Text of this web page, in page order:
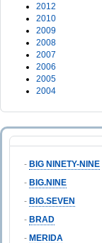
2012
2010
2009
2008
2007
2006
2005
2004
- BIG NINETY-NINE
- BIG.NINE
- BIG.SEVEN
- BRAD
- MERIDA